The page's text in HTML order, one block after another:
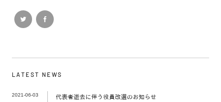
LATEST NEWS
2021-06-03 代表者逝去に伴う役員改選のお知らせ